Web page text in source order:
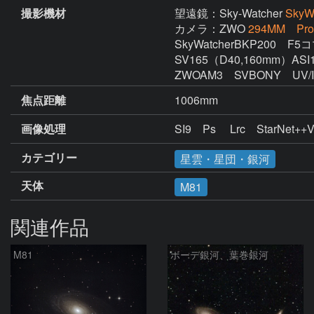
撮影機材 望遠鏡：Sky-Watcher
カメラ：ZWO294MM Pro
SkyWatcherBKP200　F5
SV165（D40,160mm）
ZWOAM3　SVBONY　
焦点距離
1006mm
画像処理
カテゴリー
星雲・星団・銀河
天体
M81
関連作品
M81 ボーデ銀河、葉巻銀河